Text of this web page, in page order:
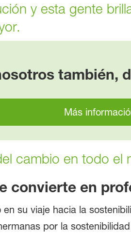
y esta gente
Más
cambio en todo el
convierte en
su viaje hacia la
por la